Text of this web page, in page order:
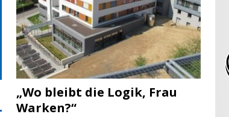
„Wo bleibt die Logik, Frau
Warken?“